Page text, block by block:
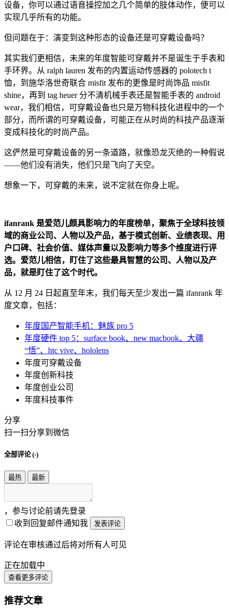
设备，你可以通过语音操控加之几个简单的肢体动作，便可以
实现几乎所有的功能。
但问题在于：演变到这种形态的设备还是可穿戴设备吗？
其实我们更相信，未来的年度智能可穿戴并不是诞生于手表和
手环界。从 ralph lauren 发布的内置运动传感器的 polotech t
恤，到施华洛世奇联合 misfit 发布的更像是时尚饰品 misfit
shine，再到 tag heuer 分不清机械手表还是智能手表的 android
wear，我们相信，可穿戴设备也只是万物科技化进程中的一个
部分，而所谓的可穿戴设备，可能正在从时尚的科技产品逐渐
变成科技化的时尚产品。
这俨然是可穿戴设备的另一条道路，就像恐龙灭绝的一种假说
——他们没有消失，他们只是飞向了天空。
想象一下，可穿戴的未来，说不定就在你身上呢。
ifanrank 是爱范儿颇具影响力的年度榜单，聚焦于全球科技领
域的商业公司、人物以及产品，基于模式创新、业绩表现、用
户口碑、社会价值、媒体声量以及影响力等多个维度进行评
选。爱范儿相信，盯住了这些最具智慧的公司、人物以及产
品，就是盯住了这个时代。
从 12 月 24 日起直至年末，我们每天至少发出一篇 ifanrank 年
度文章，包括：
年度国产智能手机：魅族 pro 5
年度硬件 top 5：surface book、new macbook、大疆
“悟”、htc vive、hololens
年度可穿戴设备
年度创新科技
年度创业公司
年度科技事件
分享
扫一扫分享到微信
全部评论 (-)
最热 最新
，参与讨论前请先登录
收到回复邮件通知我
发表评论
评论在审核通过后将对所有人可见
正在加载中
查看更多评论
推荐文章